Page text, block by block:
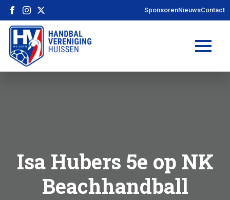
SponsorenNieuwsContact
Isa Hubers 5e op NK
Beachhandball